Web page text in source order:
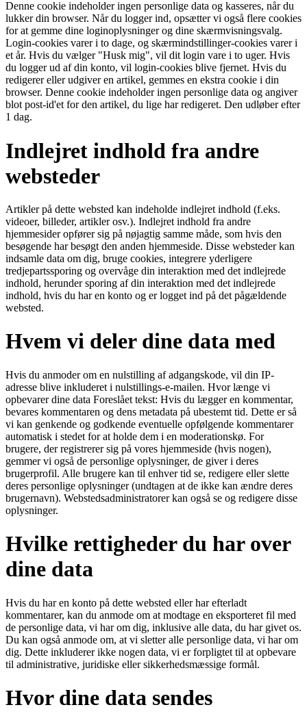
Denne cookie indeholder ingen personlige data og kasseres, når du
lukker din browser. Når du logger ind, opsætter vi også flere cookies
for at gemme dine loginoplysninger og dine skærmvisningsvalg.
Login-cookies varer i to dage, og skærmindstillinger-cookies varer i
et år. Hvis du vælger "Husk mig", vil dit login vare i to uger. Hvis
du logger ud af din konto, vil login-cookies blive fjernet. Hvis du
redigerer eller udgiver en artikel, gemmes en ekstra cookie i din
browser. Denne cookie indeholder ingen personlige data og angiver
blot post-id'et for den artikel, du lige har redigeret. Den udløber efter
1 dag.
Indlejret indhold fra andre
websteder
Artikler på dette websted kan indeholde indlejret indhold (f.eks.
videoer, billeder, artikler osv.). Indlejret indhold fra andre
hjemmesider opfører sig på nøjagtig samme måde, som hvis den
besøgende har besøgt den anden hjemmeside. Disse websteder kan
indsamle data om dig, bruge cookies, integrere yderligere
tredjepartssporing og overvåge din interaktion med det indlejrede
indhold, herunder sporing af din interaktion med det indlejrede
indhold, hvis du har en konto og er logget ind på det pågældende
websted.
Hvem vi deler dine data med
Hvis du anmoder om en nulstilling af adgangskode, vil din IP-
adresse blive inkluderet i nulstillings-e-mailen. Hvor længe vi
opbevarer dine data Foreslået tekst: Hvis du lægger en kommentar,
bevares kommentaren og dens metadata på ubestemt tid. Dette er så
vi kan genkende og godkende eventuelle opfølgende kommentarer
automatisk i stedet for at holde dem i en moderationskø. For
brugere, der registrerer sig på vores hjemmeside (hvis nogen),
gemmer vi også de personlige oplysninger, de giver i deres
brugerprofil. Alle brugere kan til enhver tid se, redigere eller slette
deres personlige oplysninger (undtagen at de ikke kan ændre deres
brugernavn). Webstedsadministratorer kan også se og redigere disse
oplysninger.
Hvilke rettigheder du har over
dine data
Hvis du har en konto på dette websted eller har efterladt
kommentarer, kan du anmode om at modtage en eksporteret fil med
de personlige data, vi har om dig, inklusive alle data, du har givet os.
Du kan også anmode om, at vi sletter alle personlige data, vi har om
dig. Dette inkluderer ikke nogen data, vi er forpligtet til at opbevare
til administrative, juridiske eller sikkerhedsmæssige formål.
Hvor dine data sendes